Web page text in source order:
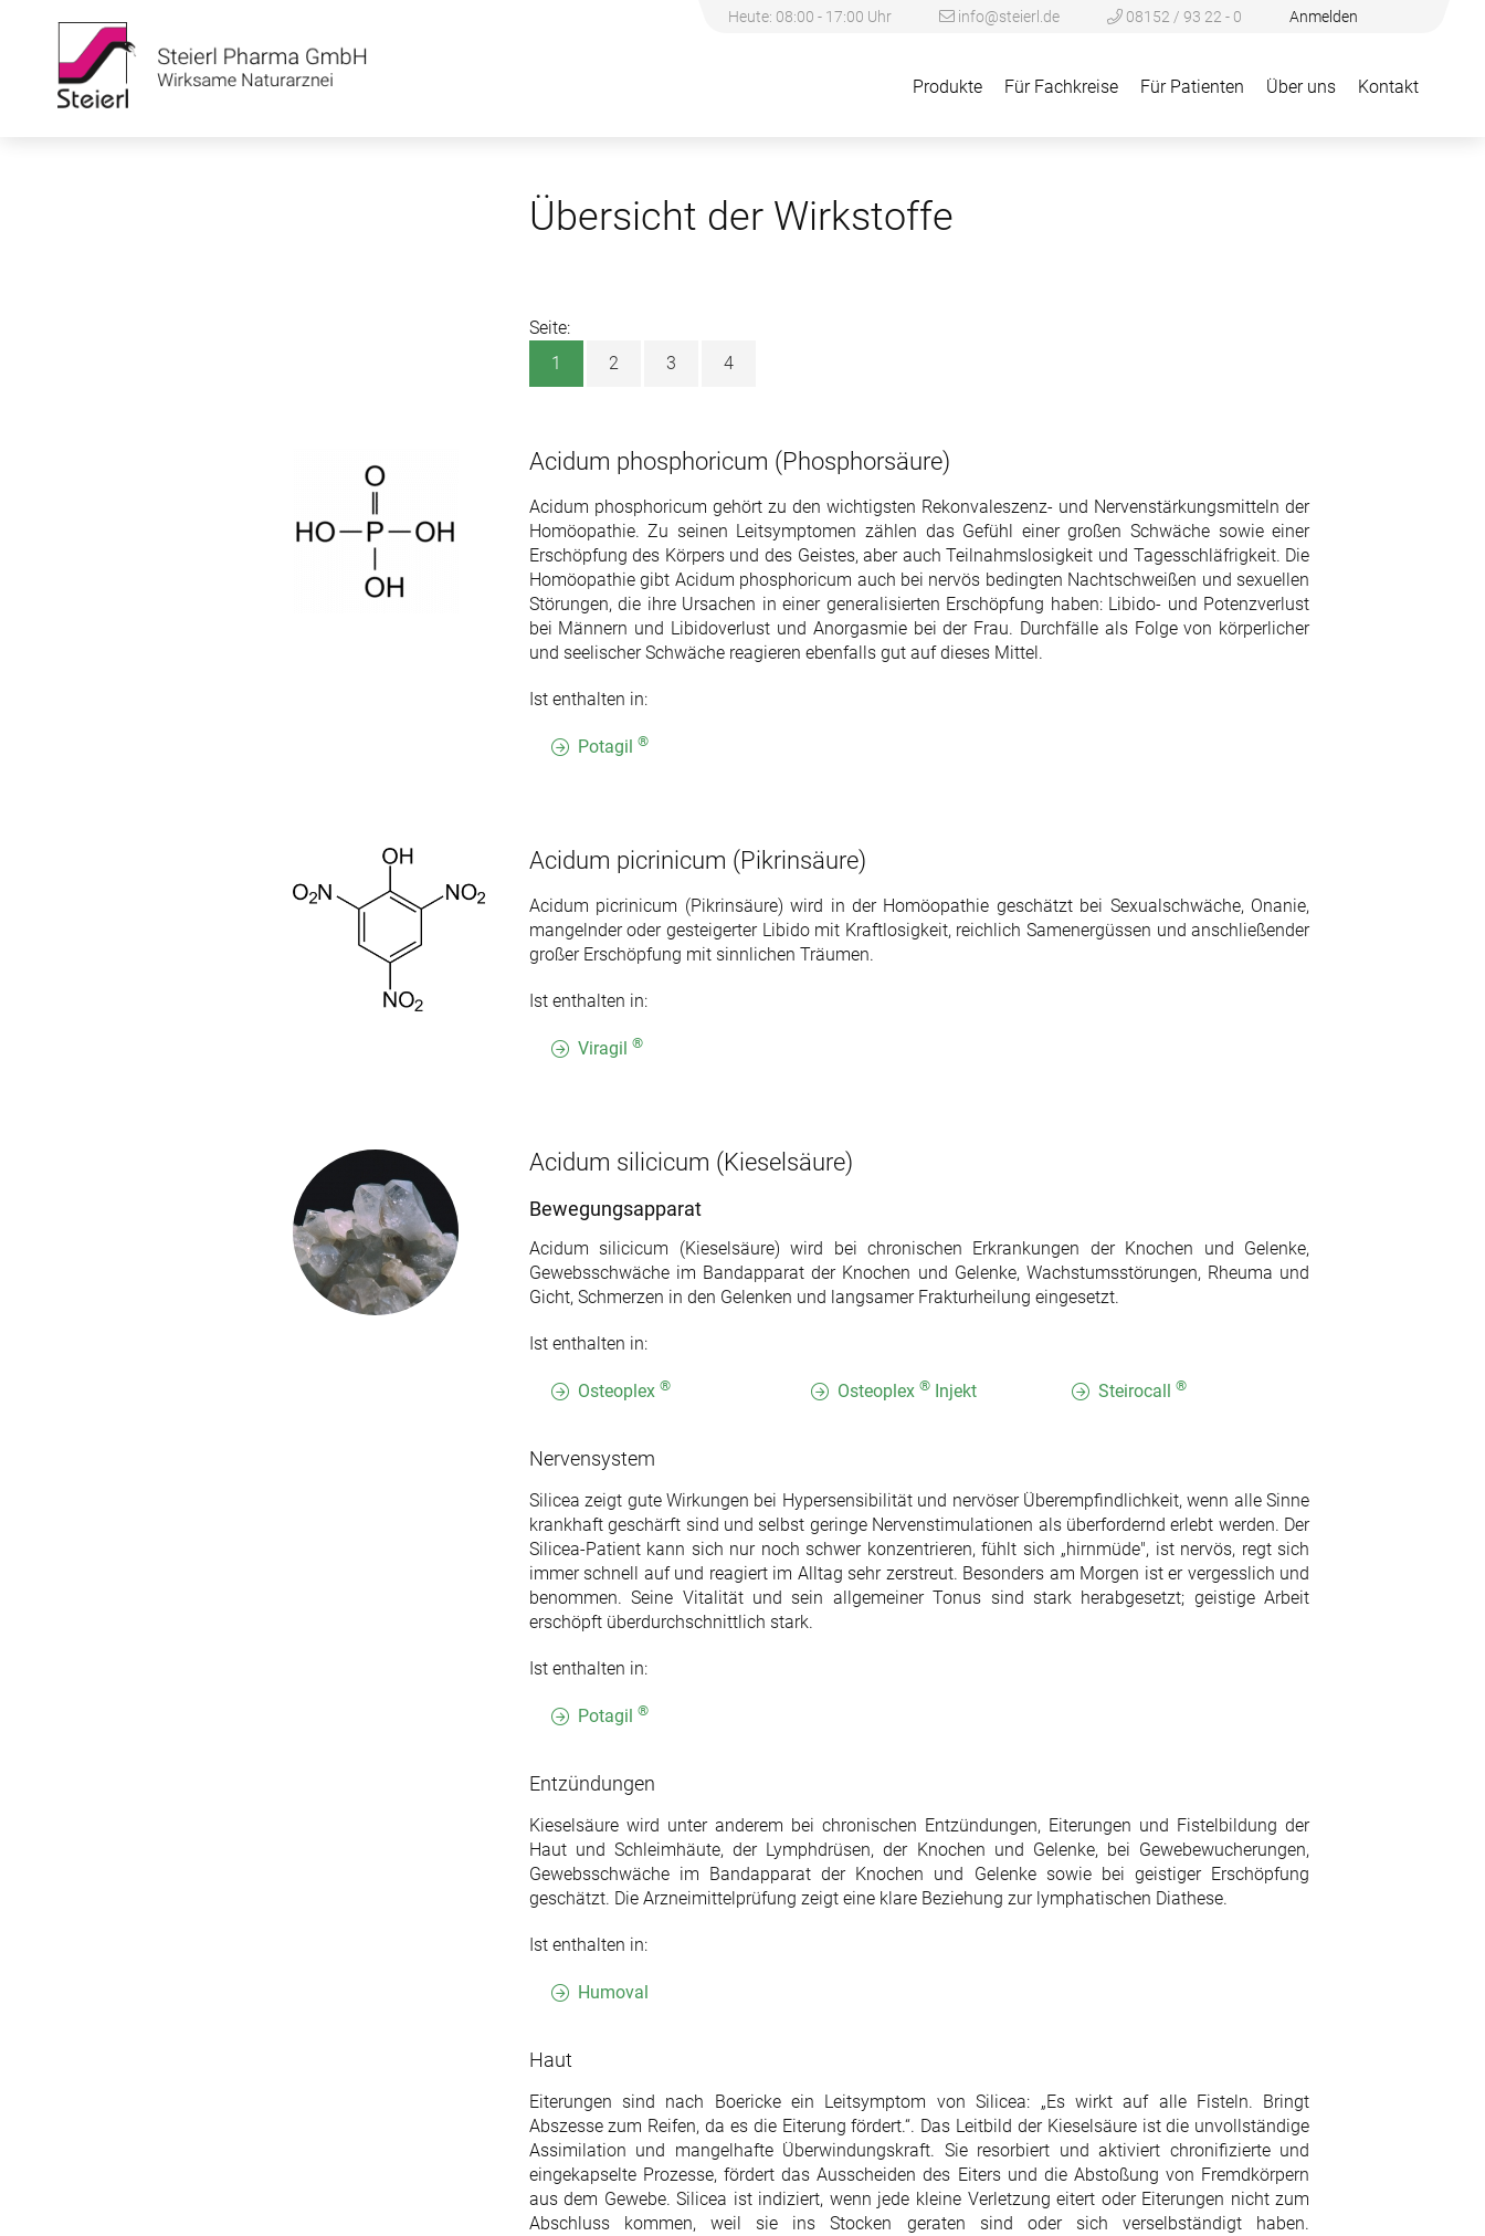
Heute: 08:00 - 17:00 Uhr info@steierl.de 08152 / 93 22 - 0 Anmelden
Produkte Für Fachkreise Für Patienten Über uns Kontakt
Übersicht der Wirkstoffe
Seite:
1
2 3 4
Acidum phosphoricum (Phosphorsäure)
Acidum phosphoricum gehört zu den wichtigsten Rekonvaleszenz- und Nervenstärkungsmitteln der
Homöopathie. Zu seinen Leitsymptomen zählen das Gefühl einer großen Schwäche sowie einer
Erschöpfung des Körpers und des Geistes, aber auch Teilnahmslosigkeit und Tagesschläfrigkeit. Die
Homöopathie gibt Acidum phosphoricum auch bei nervös bedingten Nachtschweißen und sexuellen
Störungen, die ihre Ursachen in einer generalisierten Erschöpfung haben: Libido- und Potenzverlust
bei Männern und Libidoverlust und Anorgasmie bei der Frau. Durchfälle als Folge von körperlicher
und seelischer Schwäche reagieren ebenfalls gut auf dieses Mittel.
Ist enthalten in:
Potagil ®
Acidum picrinicum (Pikrinsäure)
Acidum picrinicum (Pikrinsäure) wird in der Homöopathie geschätzt bei Sexualschwäche, Onanie,
mangelnder oder gesteigerter Libido mit Kraftlosigkeit, reichlich Samenergüssen und anschließender
großer Erschöpfung mit sinnlichen Träumen.
Ist enthalten in:
Viragil ®
Acidum silicicum (Kieselsäure)
Bewegungsapparat
Acidum silicicum (Kieselsäure) wird bei chronischen Erkrankungen der Knochen und Gelenke,
Gewebsschwäche im Bandapparat der Knochen und Gelenke, Wachstumsstörungen, Rheuma und
Gicht, Schmerzen in den Gelenken und langsamer Frakturheilung eingesetzt.
Ist enthalten in:
Osteoplex ® Osteoplex® Injekt Steirocall ®
Nervensystem
Silicea zeigt gute Wirkungen bei Hypersensibilität und nervöser Überempfindlichkeit, wenn alle Sinne
krankhaft geschärft sind und selbst geringe Nervenstimulationen als überfordernd erlebt werden. Der
Silicea-Patient kann sich nur noch schwer konzentrieren, fühlt sich „hirnmüde", ist nervös, regt sich
immer schnell auf und reagiert im Alltag sehr zerstreut. Besonders am Morgen ist er vergesslich und
benommen. Seine Vitalität und sein allgemeiner Tonus sind stark herabgesetzt; geistige Arbeit
erschöpft überdurchschnittlich stark.
Ist enthalten in:
Potagil ®
Entzündungen
Kieselsäure wird unter anderem bei chronischen Entzündungen, Eiterungen und Fistelbildung der
Haut und Schleimhäute, der Lymphdrüsen, der Knochen und Gelenke, bei Gewebewucherungen,
Gewebsschwäche im Bandapparat der Knochen und Gelenke sowie bei geistiger Erschöpfung
geschätzt. Die Arzneimittelprüfung zeigt eine klare Beziehung zur lymphatischen Diathese.
Ist enthalten in:
Humoval
Haut
Eiterungen sind nach Boericke ein Leitsymptom von Silicea: „Es wirkt auf alle Fisteln. Bringt
Abszesse zum Reifen, da es die Eiterung fördert.“. Das Leitbild der Kieselsäure ist die unvollständige
Assimilation und mangelhafte Überwindungskraft. Sie resorbiert und aktiviert chronifizierte und
eingekapselte Prozesse, fördert das Ausscheiden des Eiters und die Abstoßung von Fremdkörpern
aus dem Gewebe. Silicea ist indiziert, wenn jede kleine Verletzung eitert oder Eiterungen nicht zum
Abschluss kommen, weil sie ins Stocken geraten sind oder sich verselbständigt haben.